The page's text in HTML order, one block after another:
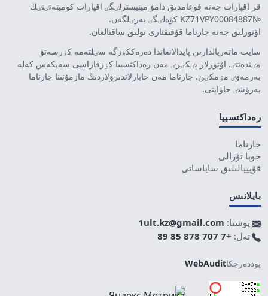
قر اقپارات جەنە قوعامدىق دامۋ مينيسترلٸگٸ اقپارات كوميتەتٸنٸڭ
№KZ71VPY00084887 كۋەلٸگٸ بەرٸلگەن.
اۆتورلىق جەنە جارناما قۇقىقتارى تولىق ساقتالعان.
سايت ماتەريالدارىن پايدالانعاندا دەرەككٶزگە سٸلتەمە كٶرسەتۋ
مٸندەتتٸ. اۆتورلار پٸكٸرٸ مەن رەداكتسييا كٶزقاراسى سەيكەس كەلە
بەرمەۋٸ مٷمكٸن. جارناما مەن حابارلاندىرۋلاردىڭ مازمۇنىنا جارناما
بەرۋشٸ جاۋاپتى.
رەداكتسييا
جارناما
جوبا تۋرالى
قۇپييالىلىق ساياساتى
بايلانىس
پوشتا: 1ult.kz@gmail.com
تەل: +7 707 878 85 89
پوددەرجكاWebAudit